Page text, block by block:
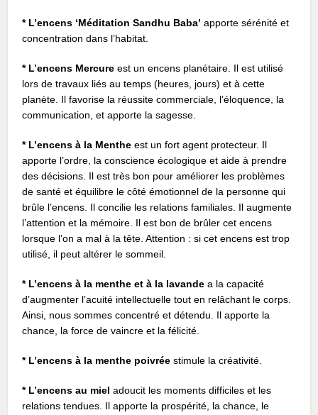
* L’encens ‘Méditation Sandhu Baba’ apporte sérénité et
concentration dans l’habitat.
* L’encens Mercure est un encens planétaire. Il est utilisé
lors de travaux liés au temps (heures, jours) et à cette
planète. Il favorise la réussite commerciale, l’éloquence, la
communication, et apporte la sagesse.
* L’encens à la Menthe est un fort agent protecteur. Il
apporte l’ordre, la conscience écologique et aide à prendre
des décisions. Il est très bon pour améliorer les problèmes
de santé et équilibre le côté émotionnel de la personne qui
brûle l’encens. Il concilie les relations familiales. Il augmente
l’attention et la mémoire. Il est bon de brûler cet encens
lorsque l’on a mal à la tête. Attention : si cet encens est trop
utilisé, il peut altérer le sommeil.
* L’encens à la menthe et à la lavande a la capacité
d’augmenter l’acuité intellectuelle tout en relâchant le corps.
Ainsi, nous sommes concentré et détendu. Il apporte la
chance, la force de vaincre et la félicité.
* L’encens à la menthe poivrée stimule la créativité.
* L’encens au miel adoucit les moments difficiles et les
relations tendues. Il apporte la prospérité, la chance, le